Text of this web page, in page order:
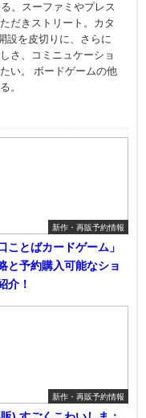
。スーファミやプレス
だきストリート。カタ
設を皮切りに、さらに
さ、コミニュケーショ
い。 ボードゲームの他
。
新作・再販予約情報
ことばカードゲーム」
と予約購入可能なショ
介！
新作・再販予約情報